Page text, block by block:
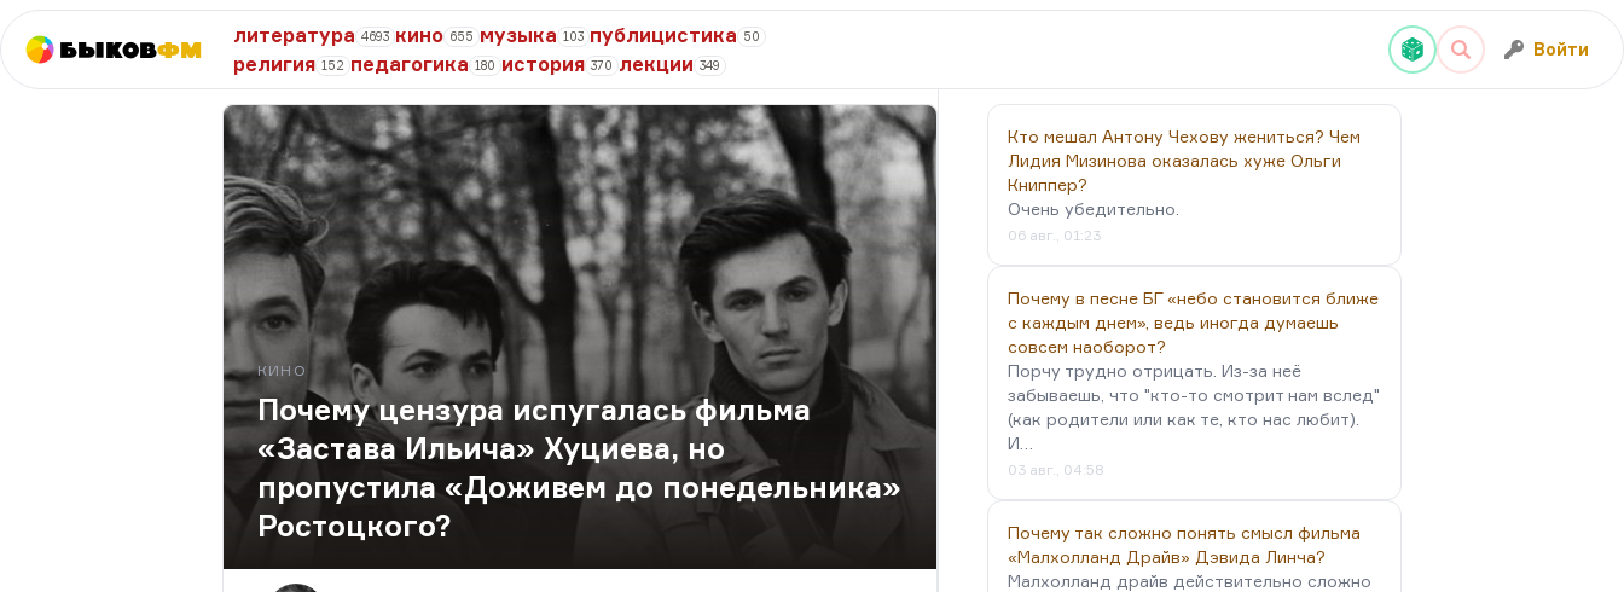
БыковФМ
литература 4693 кино 655 музыка 103 публицистика 50
религия 152 педагогика 180 история 370 лекции 349
Войти
КИНО
Почему цензура испугалась фильма
«Застава Ильича» Хуциева, но
пропустила «Доживем до понедельника»
Ростоцкого?
Кто мешал Антону Чехову жениться? Чем
Лидия Мизинова оказалась хуже Ольги
Книппер?
Очень убедительно.
06 авг., 01:23
Почему в песне БГ «небо становится ближе
с каждым днем», ведь иногда думаешь
совсем наоборот?
Порчу трудно отрицать. Из-за неё
забываешь, что "кто-то смотрит нам вслед"
(как родители или как те, кто нас любит).
И…
03 авг., 04:58
Почему так сложно понять смысл фильма
«Малхолланд Драйв» Дэвида Линча?
Малхолланд драйв действительно сложно